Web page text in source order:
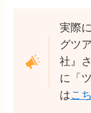
実際
グツ
社』
に「
はこ